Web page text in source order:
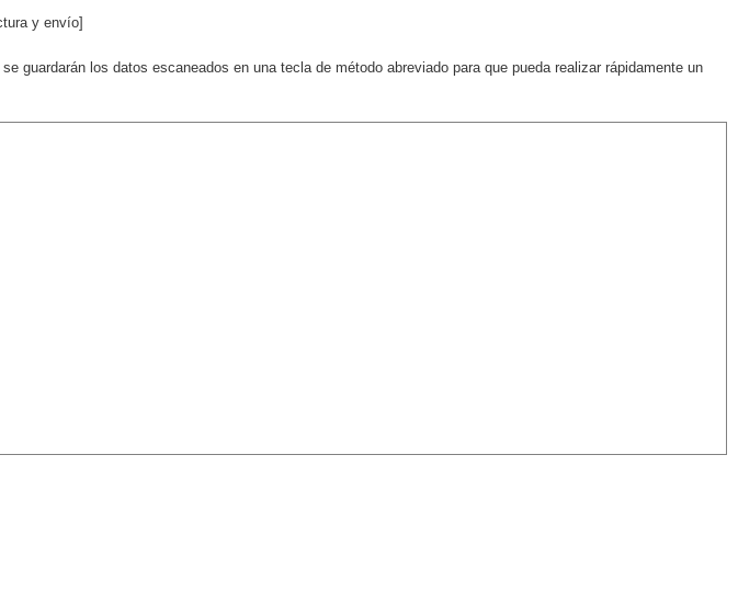
y envío]
guardarán los datos escaneados en una tecla de método abreviado para que pueda realizar rápidamente un